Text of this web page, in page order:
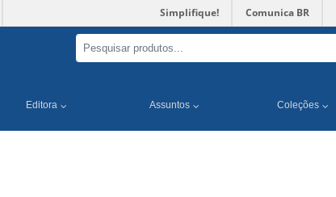
Simplifique! Comunica BR
Editora Assuntos Coleções